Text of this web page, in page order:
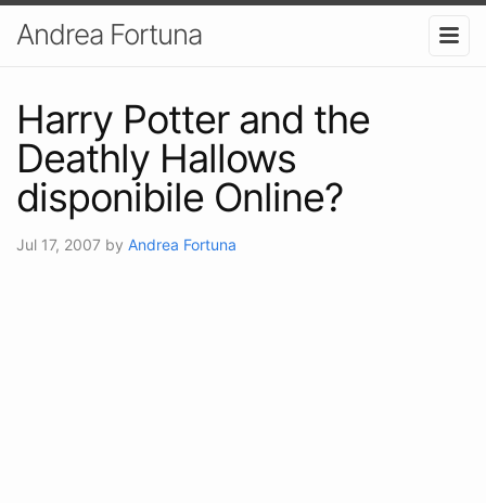
Andrea Fortuna
Harry Potter and the
Deathly Hallows
disponibile Online?
Jul 17, 2007 by Andrea Fortuna